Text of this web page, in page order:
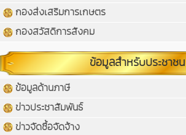
กองส่งเสริมการเกษตร
กองสวัสดิการสังคม
ข้อมูลสำหรับประชาชน
ข้อมูลด้านภาษี
ข่าวประชาสัมพันธ์
ข่าวจัดซื้อจัดจ้าง